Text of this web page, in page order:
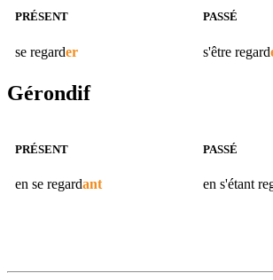
PRÉSENT
se regarder
PASSÉ
s'être regard
Gérondif
PRÉSENT
en se regardant
PASSÉ
en s'étant